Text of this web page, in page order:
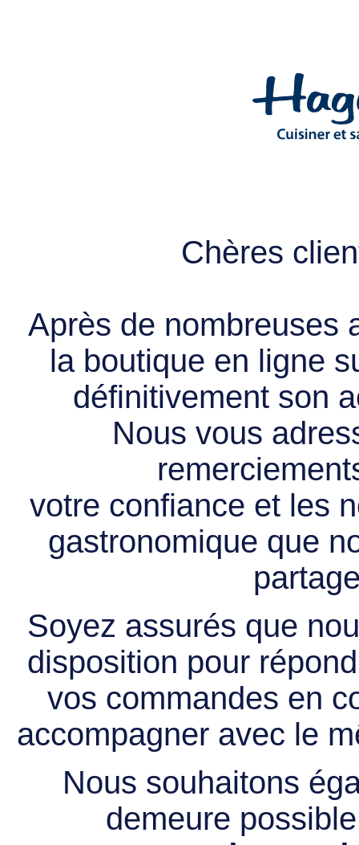
Chères
Après de nombreuses
la boutique en ligne
définitivement son
Nous vous
votre confiance et les
gastronomique que
Soyez assurés que
disposition pour
vos commandes en
accompagner avec le
Nous souhaitons
demeure